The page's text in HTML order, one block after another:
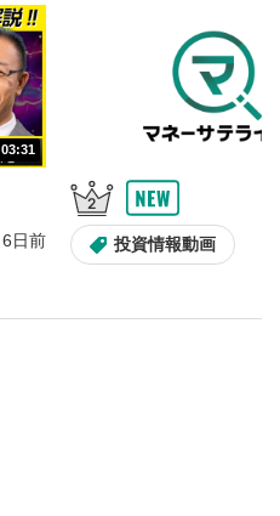
03:31
6日前 投資情報動画